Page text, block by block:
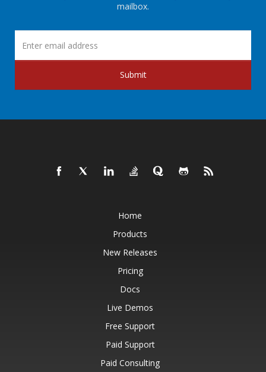
mailbox.
Submit
Home
Products
New Releases
Pricing
Docs
Live Demos
Free Support
Paid Support
Paid Consulting